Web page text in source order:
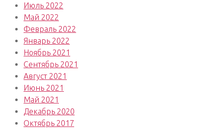
Июль 2022
Май 2022
Февраль 2022
Январь 2022
Ноябрь 2021
Сентябрь 2021
Август 2021
Июнь 2021
Май 2021
Декабрь 2020
Октябрь 2017